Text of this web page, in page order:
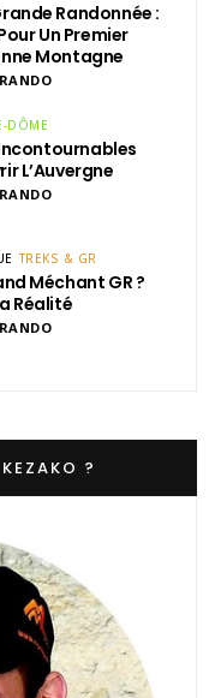
Randonnée :
Un Premier
Montagne
DÔME
L’Auvergne
TREKS & GR
Méchant GR ?
Réalité
?